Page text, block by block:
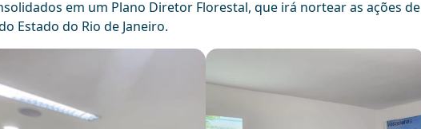
em um Plano Diretor Florestal, que irá nortear as ações de
Estado do Rio de Janeiro.